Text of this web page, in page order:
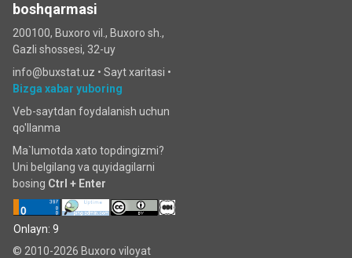
boshqarmasi
200100, Buxoro vil., Buxoro sh.,
Gazli shossesi, 32-uy
info@buxstat.uz • Sayt xaritasi •
Bizga xabar yuboring
Veb-saytdan foydalanish uchun
qo'llanma
Ma`lumotda xato topdingizmi?
Uni belgilang va quyidagilarni
bosing Ctrl + Enter
Onlayn: 9
© 2010-2026 Buxoro viloyat